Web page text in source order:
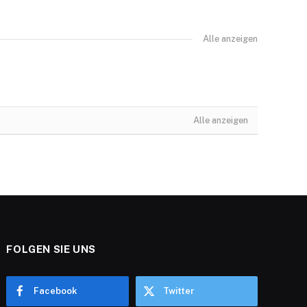
Alle anzeigen
Alle anzeigen
FOLGEN SIE UNS
Facebook Twitter